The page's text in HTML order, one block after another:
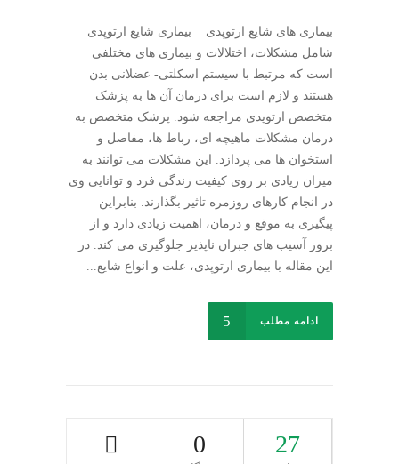
بیماری های شایع ارتوپدی بیماری شایع ارتوپدی
شامل مشکلات، اختلالات و بیماری های مختلفی
است که مرتبط با سیستم اسکلتی- عضلانی بدن
هستند و لازم است برای درمان آن ها به پزشک
متخصص ارتوپدی مراجعه شود. پزشک متخصص به
درمان مشکلات ماهیچه ای، رباط ها، مفاصل و
استخوان ها می پردازد. این مشکلات می توانند به
میزان زیادی بر روی کیفیت زندگی فرد و توانایی وی
در انجام کارهای روزمره تاثیر بگذارند. بنابراین
پیگیری به موقع و درمان، اهمیت زیادی دارد و از
بروز آسیب های جبران ناپذیر جلوگیری می کند. در
این مقاله با بیماری ارتوپدی، علت و انواع شایع...
ادامه مطلب
27
0